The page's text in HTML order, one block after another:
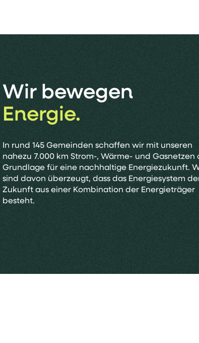
Wir bewegen
Energie.
In rund 145 Gemeinden schaffen wir mit unseren
nahezu 7.000 km Strom-, Wärme- und Gasnetzen
Grundlage für eine nachhaltige Energiezukunft.
sind davon überzeugt, dass das Energiesystem
Zukunft aus einer Kombination der Energieträger
besteht.